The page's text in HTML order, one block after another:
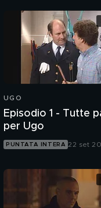
UGO
Episodio 1 - Tutte
per Ugo
PUNTATA INTERA 22 set